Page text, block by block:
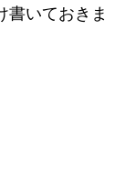
書いておきま